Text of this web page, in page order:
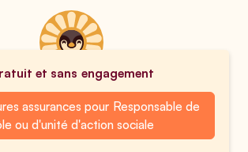
et sans engagement
assurances pour Responsable de
ou d'unité d'action sociale